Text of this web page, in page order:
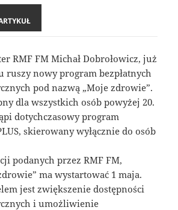
RMF FM Michał Dobrołowicz, już
ruszy nowy program bezpłatnych
pod nazwą „Moje zdrowie”.
dla wszystkich osób powyżej 20.
dotychczasowy program
skierowany wyłącznie do osób
podanych przez RMF FM,
ma wystartować 1 maja.
jest zwiększenie dostępności
i umożliwienie